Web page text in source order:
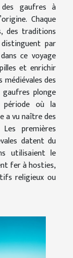
des gaufres à
Chaque
des traditions
par
ce voyage
et enrichir
médiévales des
plonge
période où la
a vu naître des
premières
datent du
utilisaient le
fer à hosties,
religieux ou